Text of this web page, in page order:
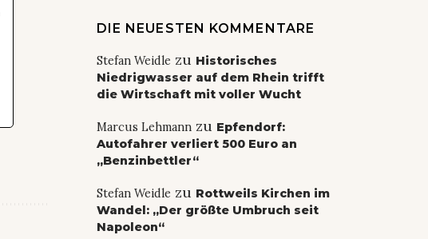
DIE NEUESTEN KOMMENTARE
Stefan Weidle zu Historisches
Niedrigwasser auf dem Rhein trifft
die Wirtschaft mit voller Wucht
Marcus Lehmannzu Epfendorf:
Autofahrer verliert 500 Euro an
„Benzinbettler“
Stefan Weidle zu Rottweils Kirchen im
Wandel: „Der größte Umbruch seit
Napoleon“